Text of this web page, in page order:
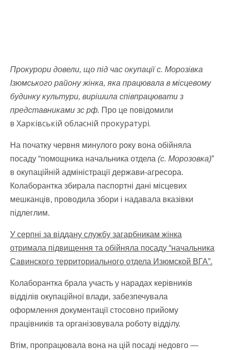
Прокурори довели, що під час окупації с. Морозівка
Ізюмського району жінка, яка працювала в місцевому
будинку культури, вирішила співпрацювати з
представниками зс рф. Про це повідомили
в Харківській обласній прокуратурі.
На початку червня минулого року вона обійняла
посаду “помощника начальника отдела (с. Морозовка)”
в окупаційній адміністрації держави-агресора.
Колаборантка збирала паспортні дані місцевих
мешканців, проводила збори і надавала вказівки
підлеглим.
У серпні за віддану службу загарбникам жінка
отримала підвищення та обійняла посаду “начальника
Савинского территориального отдела Изюмской ВГА”.
Колаборантка брала участь у нарадах керівників
відділів окупаційної влади, забезпечувала
оформлення документації стосовно прийому
працівників та організовувала роботу відділу.
Втім, пропрацювала вона на цій посаді недовго —